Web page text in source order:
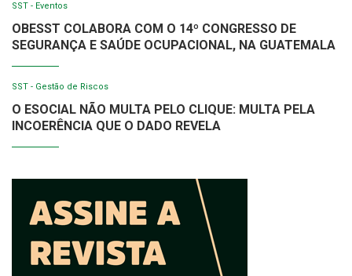
SST - Eventos
OBESST COLABORA COM O 14º CONGRESSO DE
SEGURANÇA E SAÚDE OCUPACIONAL, NA GUATEMALA
SST - Gestão de Riscos
O ESOCIAL NÃO MULTA PELO CLIQUE: MULTA PELA
INCOERÊNCIA QUE O DADO REVELA